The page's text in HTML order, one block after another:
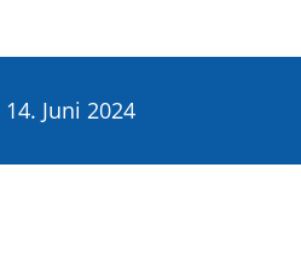
14. Juni 2024